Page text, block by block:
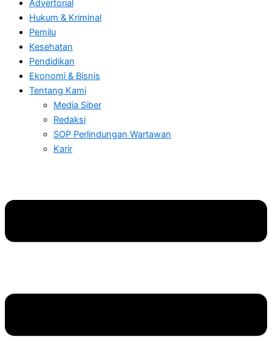
Advertorial
Hukum & Kriminal
Pemilu
Kesehatan
Pendidikan
Ekonomi & Bisnis
Tentang Kami
Media Siber
Redaksi
SOP Perlindungan Wartawan
Karir